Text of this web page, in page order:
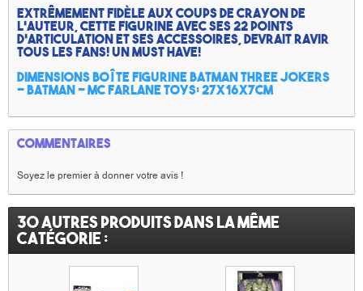
Extrêmement fidèle aux coups de crayon de
l'auteur, cette figurine avec ses 22 points
d'articulation et ses accessoires, devrait ravir
tous les fans! Un Must Have!
Dimensions boîte Figurine BATMAN three jokers
- Batman - Mc FARLANE TOYS: 27x16x7cm
Commentaires
Soyez le premier à donner votre avis !
30 autres produits dans la même
catégorie :